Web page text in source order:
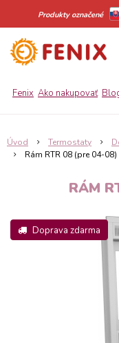
Produkty označené
Fenix Ako nakupovať
Úvod Termostaty
Rám RTR 08 (pre 04-08)
RÁM
Doprava zdarma